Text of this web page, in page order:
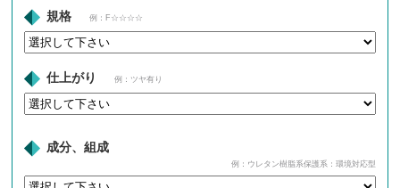
規格 例：F☆☆☆☆
仕上がり 例：ツヤ有り
成分、組成
例：ウレタン樹脂系保護系：環境対応型